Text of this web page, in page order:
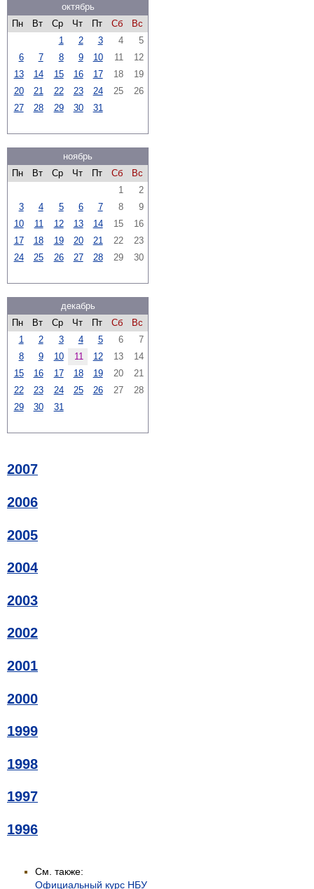
октябрь
Пн
Вт Ср Чт Пт Сб
Вс
1
2 3 4
5
6
7 8 9 10 11
12
13
14 15 16 17 18
19
20
21 22 23 24 25
26
27
28 29 30 31
ноябрь
Пн
Вт Ср Чт Пт Сб
Вс
1
2
3
4 5 6 7 8
9
10
11 12 13 14 15
16
17
18 19 20 21 22
23
24
25 26 27 28 29 30
декабрь
Пн
Вт Ср Чт Пт Сб
Вс
1
2 3 4 5 6
7
8
9 10 11 12 13
14
15
16 17 18 19 20
21
22
23 24 25 26 27
28
29
30 31
2007
2006
2005
2004
2003
2002
2001
2000
1999
1998
1997
1996
См. также:
Официальный курс НБУ